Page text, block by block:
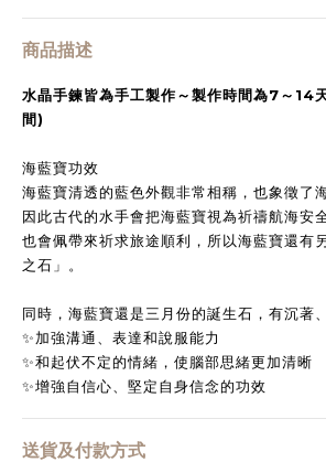
商品描述
水晶手鍊皆為手工製作～製作時間為7～14
間)
海藍寶功效
海藍寶清透的藍色外觀非常相稱，也象徵了
因此古代的水手會把海藍寶視為祈禱航海安
也會佩帶來祈求旅途順利，所以海藍寶還有
之石」。
同時，海藍寶還是三月份的誕生石，有沉著
✨加強溝通、表達和說服能力
✨和起伏不定的情緒，使腦部思緒更加清晰
✨增強自信心、堅定自身信念的功效
送貨及付款方式